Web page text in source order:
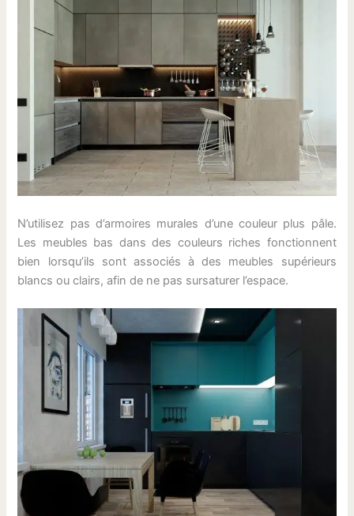
N’utilisez pas d’armoires murales d’une couleur plus pâle.
Les meubles bas dans des couleurs riches fonctionnent
bien lorsqu’ils sont associés à des meubles supérieurs
blancs ou clairs, afin de ne pas sursaturer l’espace.